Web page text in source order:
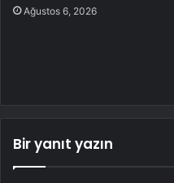
Ağustos 6, 2026
Bir yanıt yazın